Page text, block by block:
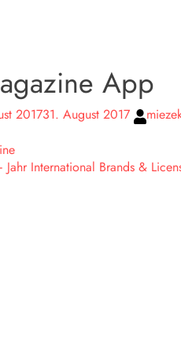
App
201731. August 2017
International Brands &